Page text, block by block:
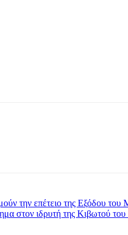
την επέτειο της Εξόδου
στον ιδρυτή της Κιβωτού